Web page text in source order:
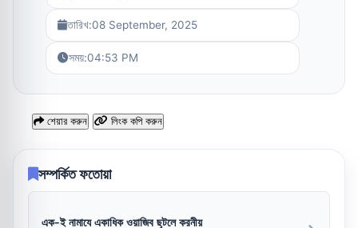
তারিখ:08 September, 2025
সময়:04:53 PM
শেয়ার করুন লিংক কপি করুন
সম্পর্কিত ফতোয়া
এক-ই নামাযে একাধিক ওয়াজিব ছুটলে করনীয়